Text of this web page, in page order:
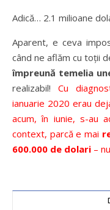
Adică… 2.1 milioane
Aparent, e ceva
când ne aflăm cu toții
împreună temelia
realizabil! Cu
ianuarie 2020 erau
acum, în iunie, s-au
context, parcă e mai
600.000 de dolari –